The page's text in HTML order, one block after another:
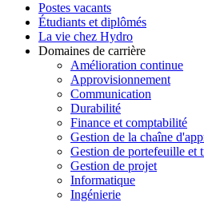
Postes vacants
Étudiants et diplômés
La vie chez Hydro
Domaines de carrière
Amélioration continue
Approvisionnement
Communication
Durabilité
Finance et comptabilité
Gestion de la chaîne
Gestion de portefeuille et
Gestion de projet
Informatique
Ingénierie